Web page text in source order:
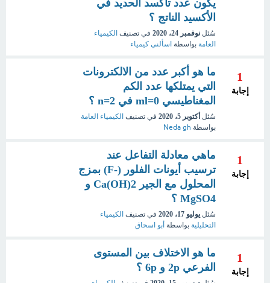
يكون عدد تأكسد الحديد في
الأكسيد الناتج ؟
سُئل نوفمبر 24، 2020 في تصنيف الكيمياء
العامة بواسطة اسألني كيمياء
1
إجابة
ما هو أكبر عدد من الالكترونات
التي يمتلكها عدد الكم
المغناطيسي ml=0 في n=2 ؟
سُئل أكتوبر 5، 2020 في تصنيف الكيمياء العامة
بواسطة Neda gh
1
إجابة
ماهي معادلة التفاعل عند
ترسيب أيونات الفلور (-F) بمزج
المحلول مع الجير 2(Ca(OH و
MgSO4 ؟
سُئل يوليو 17، 2020 في تصنيف الكيمياء
التحليلية بواسطة أبو اسحاق
1
إجابة
ما هو الاختلاف بين المستوى
الفرعي 2p و 6p ؟